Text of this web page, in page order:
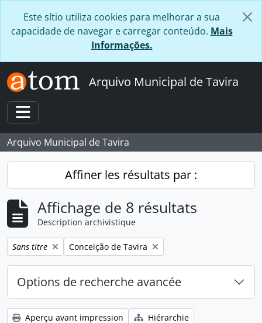
Este sítio utiliza cookies para melhorar a sua
capacidade de navegar e carregar conteúdo. Mais
Informações.
Arquivo Municipal de Tavira
Toggle navigation
Arquivo Municipal de Tavira
Affiner les résultats par :
Affichage de 8 résultats
Description archivistique
Remove filter:
Sans titre Remove filter:
Conceição de Tavira
Options de recherche avancée
Aperçu avant impression
Hiérarchie